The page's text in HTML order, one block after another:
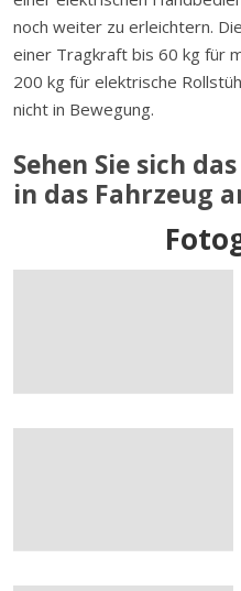
noch weiter zu erleichtern.
einer Tragkraft bis 60 kg für
200 kg für elektrische
nicht in Bewegung.
Sehen Sie sich
in das Fahrzeug